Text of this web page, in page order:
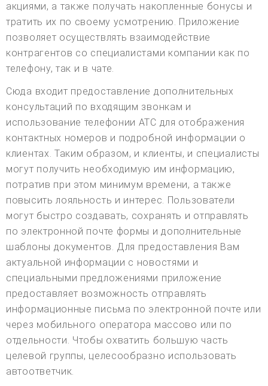
акциями, а также получать накопленные бонусы и
тратить их по своему усмотрению. Приложение
позволяет осуществлять взаимодействие
контрагентов со специалистами компании как по
телефону, так и в чате.
Сюда входит предоставление дополнительных
консультаций по входящим звонкам и
использование телефонии АТС для отображения
контактных номеров и подробной информации о
клиентах. Таким образом, и клиенты, и специалисты
могут получить необходимую им информацию,
потратив при этом минимум времени, а также
повысить лояльность и интерес. Пользователи
могут быстро создавать, сохранять и отправлять
по электронной почте формы и дополнительные
шаблоны документов. Для предоставления Вам
актуальной информации с новостями и
специальными предложениями приложение
предоставляет возможность отправлять
информационные письма по электронной почте или
через мобильного оператора массово или по
отдельности. Чтобы охватить большую часть
целевой группы, целесообразно использовать
автоответчик.